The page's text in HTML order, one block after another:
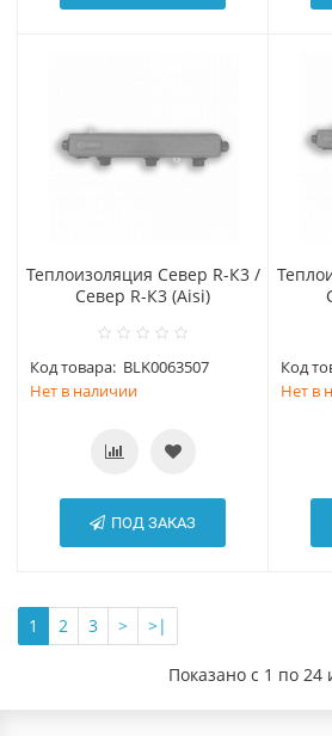
Теплоизоляция Север R-К3 /
Север R-К3 (Aisi)
Код товара: BLK0063507
Нет в наличии
ПОД ЗАКАЗ
Код
Нет в
1 2 3 > >|
Показано с 1 по 24